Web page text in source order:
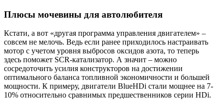
Плюсы мочевины для автолюбителя
Кстати, а вот «другая программа управления двигателем» –
совсем не мелочь. Ведь если ранее приходилось настраивать
мотор с учетом уровня выбросов оксидов азота, то теперь
здесь поможет SCR-катализатор. А значит – можно
сосредоточить усилия конструкторов на достижении
оптимального баланса топливной экономичности и большей
мощности. К примеру, двигатели BlueHDi стали мощнее на 7-
10% относительно сравнимых предшественников серии HDi.